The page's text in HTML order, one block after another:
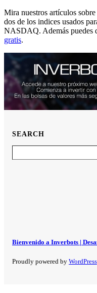
Mira nuestros artículos
dos de los indices usados
NASDAQ. Además puedes
gratis.
SEARCH
Bienvenido a Inverbots |
Proudly powered by WordPress